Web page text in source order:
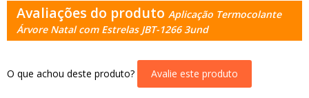
Avaliações do produto Aplicação Termocolante
Árvore Natal com Estrelas JBT-1266 3und
O que achou deste produto? Avalie este produto